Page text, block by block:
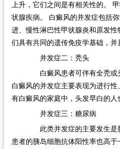
上升，它们之间是有相关性的。
状腺疾病。 白癜风的并发症包括
进、慢性淋巴性甲状腺炎和原发
们具有共同的遗传免疫学基础，并
并发症二：秃头
白癜风患者可伴有全秃或
白癜风的并发症主要表现为进行
有白癜风的家庭中，头发早白的人
并发症三：糖尿病
此类并发症的主要发生是
患者的胰岛细胞抗体阳性率也高